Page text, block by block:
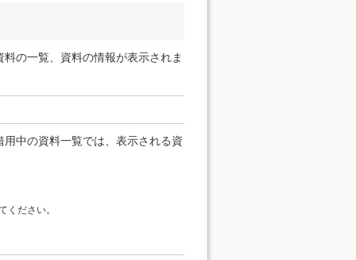
の一覧、資料の情報が表示されま
中の資料一覧では、表示される資
ください。